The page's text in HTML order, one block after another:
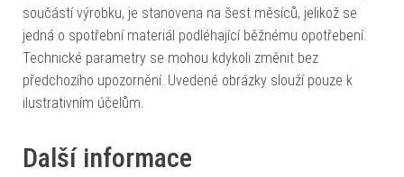
součástí výrobku, je stanovena na šest měsíců, jelikož se
jedná o spotřební materiál podléhající běžnému opotřebení.
Technické parametry se mohou kdykoli změnit bez
předchozího upozornění. Uvedené obrázky slouží pouze k
ilustrativním účelům.
Další informace